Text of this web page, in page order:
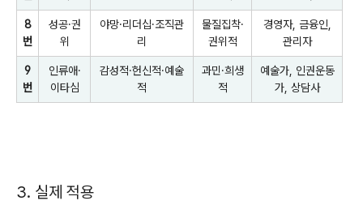
8
번
성공·권
위
야망·리더십·조직관
리
물질집착·
권위적
경영자, 금융인,
관리자
9
번
인류애·
이타심
감성적·헌신적·예술
적
과민·희생
적
예술가, 인권운동
가, 상담사
3. 실제 적용